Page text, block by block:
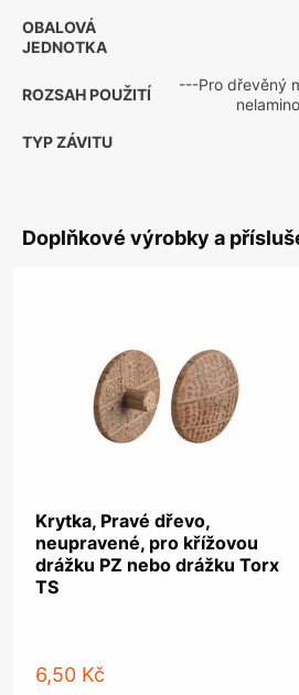
OBALOVÁ
JEDNOTKA
ROZSAH POUŽITÍ
---Pro dřevěný
TYP ZÁVITU
Doplňkové výrobky a
Krytka, Pravé dřevo,
neupravené, pro křížovou
drážku PZ nebo drážku Torx
TS
6,50 Kč